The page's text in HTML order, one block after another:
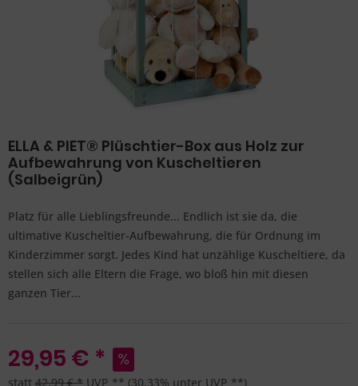
ELLA & PIET® Plüschtier-Box aus Holz zur
Aufbewahrung von Kuscheltieren
(Salbeigrün)
Platz für alle Lieblingsfreunde... Endlich ist sie da, die
ultimative Kuscheltier-Aufbewahrung, die für Ordnung im
Kinderzimmer sorgt. Jedes Kind hat unzählige Kuscheltiere, da
stellen sich alle Eltern die Frage, wo bloß hin mit diesen
ganzen Tier...
29,95 € *
statt 42,99 € * UVP ** (30,33% unter UVP **)